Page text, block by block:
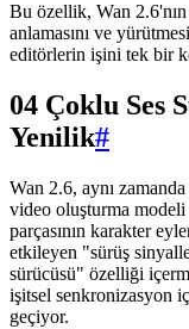
Bu özellik, Wan 2.6'nın
anlamasını ve
editörlerin işini tek bir
04 Çoklu Ses
Yenilik#
Wan 2.6, aynı
video oluşturma
parçasının karakter
etkileyen "sürüş
sürücüsü" özelliği
işitsel senkronizasyon
geçiyor.